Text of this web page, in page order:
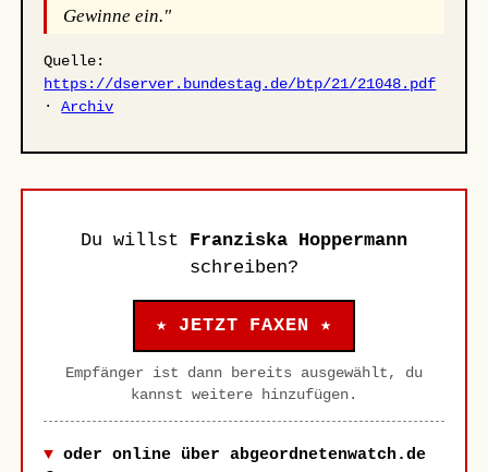
Gewinne ein."
Quelle:
https://dserver.bundestag.de/btp/21/21048.pdf
·Archiv
Du willst Franziska Hoppermann
schreiben?
★ JETZT FAXEN ★
Empfänger ist dann bereits ausgewählt, du
kannst weitere hinzufügen.
oder online über abgeordnetenwatch.de